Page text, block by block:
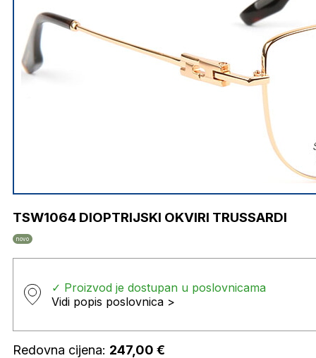
TSW1064 DIOPTRIJSKI OKVIRI TRUSSARDI
novo
✓ Proizvod je dostupan u poslovnicama
Vidi popis poslovnica >
Redovna cijena: 247,00 €